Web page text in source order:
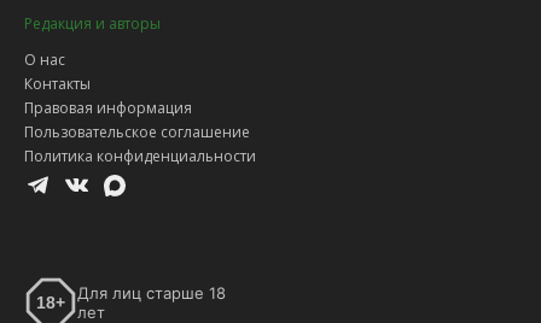
Редакция и авторы
О нас
Контакты
Правовая информация
Пользовательское соглашение
Политика конфиденциальности
18+
Для лиц старше 18
лет